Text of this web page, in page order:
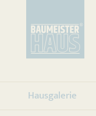
Hausgalerie